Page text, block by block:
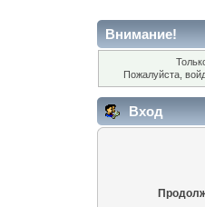
Внимание!
Пожалуйста,
Вход